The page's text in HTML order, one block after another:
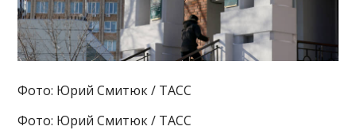
Фото: Юрий Смитюк / ТАСС
Фото: Юрий Смитюк / ТАСС